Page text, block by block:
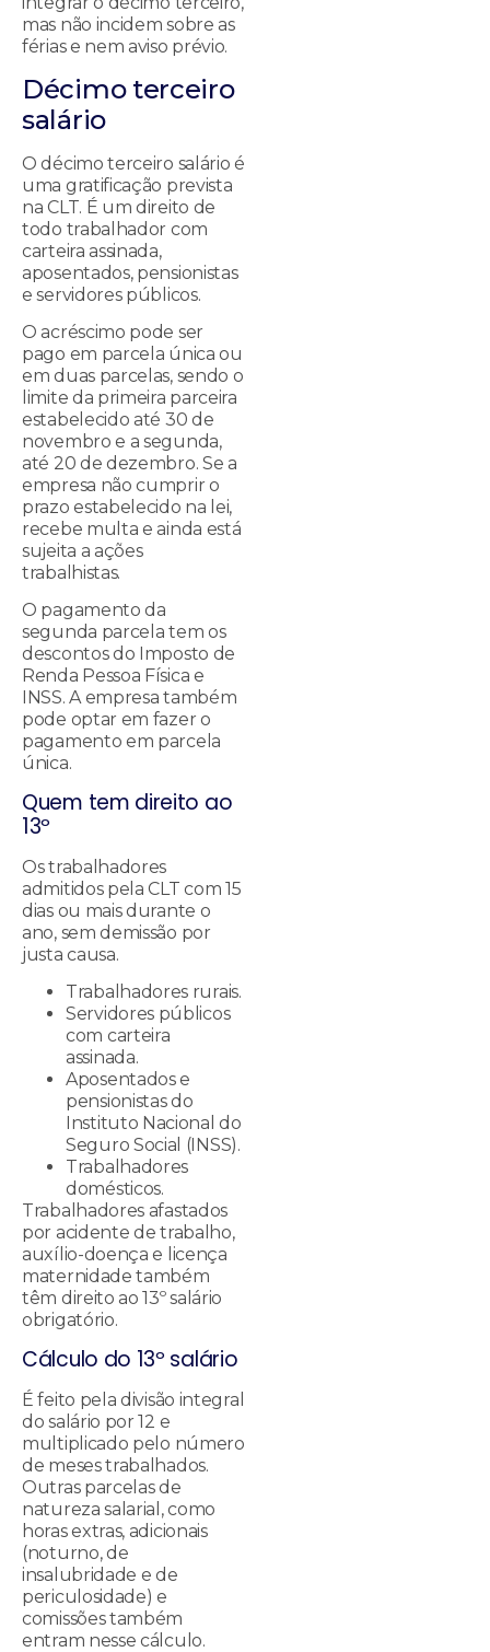
mas não incidem sobre as
férias e nem aviso prévio.
Décimo terceiro
salário
O décimo terceiro salário é
uma gratificação prevista
na CLT. É um direito de
todo trabalhador com
carteira assinada,
aposentados, pensionistas
e servidores públicos.
O acréscimo pode ser
pago em parcela única ou
em duas parcelas, sendo o
limite da primeira parceira
estabelecido até 30 de
novembro e a segunda,
até 20 de dezembro. Se a
empresa não cumprir o
prazo estabelecido na lei,
recebe multa e ainda está
sujeita a ações
trabalhistas.
O pagamento da
segunda parcela tem os
descontos do Imposto de
Renda Pessoa Física e
INSS. A empresa também
pode optar em fazer o
pagamento em parcela
única.
Quem tem direito ao
13º
Os trabalhadores
admitidos pela CLT com 15
dias ou mais durante o
ano, sem demissão por
justa causa.
Trabalhadores rurais.
Servidores públicos
com carteira
assinada.
Aposentados e
pensionistas do
Instituto Nacional do
Seguro Social (INSS).
Trabalhadores
domésticos.
Trabalhadores afastados
por acidente de trabalho,
auxílio-doença e licença
maternidade também
têm direito ao 13º salário
obrigatório.
Cálculo do 13º salário
É feito pela divisão integral
do salário por 12 e
multiplicado pelo número
de meses trabalhados.
Outras parcelas de
natureza salarial, como
horas extras, adicionais
(noturno, de
insalubridade e de
periculosidade) e
comissões também
entram nesse cálculo.